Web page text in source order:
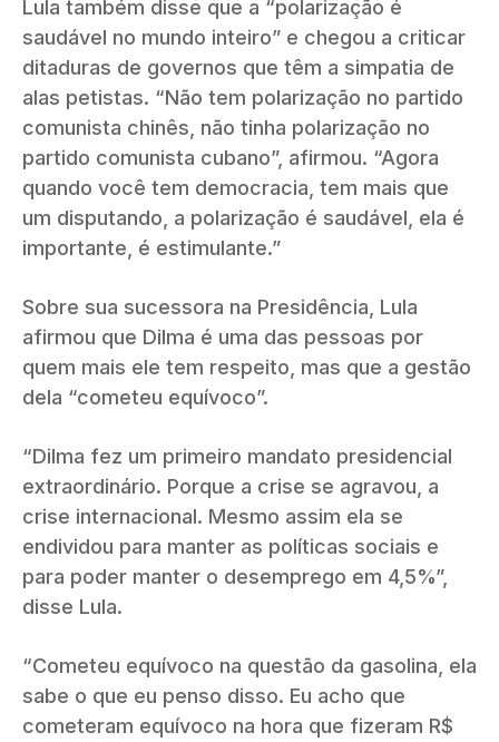
Lula também disse que a “polarização é
saudável no mundo inteiro” e chegou a criticar
ditaduras de governos que têm a simpatia de
alas petistas. “Não tem polarização no partido
comunista chinês, não tinha polarização no
partido comunista cubano”, afirmou. “Agora
quando você tem democracia, tem mais que
um disputando, a polarização é saudável, ela é
importante, é estimulante.”
Sobre sua sucessora na Presidência, Lula
afirmou que Dilma é uma das pessoas por
quem mais ele tem respeito, mas que a gestão
dela “cometeu equívoco”.
“Dilma fez um primeiro mandato presidencial
extraordinário. Porque a crise se agravou, a
crise internacional. Mesmo assim ela se
endividou para manter as políticas sociais e
para poder manter o desemprego em 4,5%”,
disse Lula.
“Cometeu equívoco na questão da gasolina, ela
sabe o que eu penso disso. Eu acho que
cometeram equívoco na hora que fizeram R$